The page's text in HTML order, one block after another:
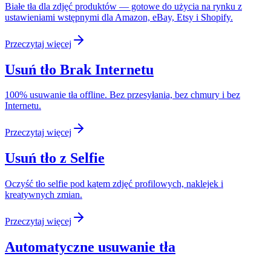
Białe tła dla zdjęć produktów — gotowe do użycia na rynku z
ustawieniami wstępnymi dla Amazon, eBay, Etsy i Shopify.
Przeczytaj więcej
Usuń tło Brak Internetu
100% usuwanie tła offline. Bez przesyłania, bez chmury i bez
Internetu.
Przeczytaj więcej
Usuń tło z Selfie
Oczyść tło selfie pod kątem zdjęć profilowych, naklejek i
kreatywnych zmian.
Przeczytaj więcej
Automatyczne usuwanie tła